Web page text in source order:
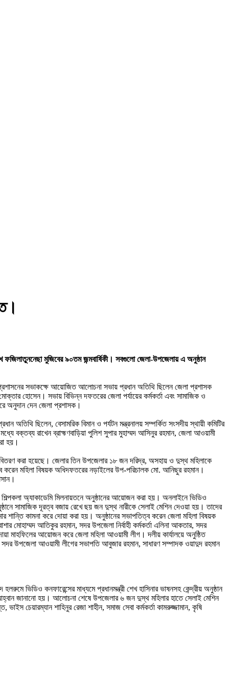
ফজিলাতুননেছা মুজিবের ৯০তম জন্মবার্ষিকী। সবগুলো জেলা-উপজেলায় এ অনুষ্ঠান
প্রশাসনের সভাকক্ষে আয়োজিত আলোচনা সভায় প্রধান অতিথি ছিলেন জেলা প্রশাসক
হোসেন। সভায় বিভিন্ন দফতরের জেলা পর্যায়ের কর্মকর্তা এবং সামাজিক ও
অনুদান দেন জেলা প্রশাসক।
অতিথি ছিলেন, বেসামরিক বিমান ও পর্যটন মন্ত্রনালয় সম্পর্কিত সংসদীয় স্থায়ী কমিটির
বক্তব্য রাখেন ব্রাহ্মণবাড়িয়া পুলিশ সুপার মুহাম্মদ আসিনুর রহমান, জেলা আওয়ামী
হয়।
করা হয়েছে। জেলার তিন উপজেলার ১৮ জন দরিদ্র, অসহায় ও দুস্থ মহিলাকে
মহিলা বিষয়ক অধিদফতরের নড়াইলের উপ-পরিচালক মো. আনিছুর রহমান।
শিল্পকলা অ্যাকাডেমি মিলনায়তনে অনুষ্ঠানের আয়োজন করা হয়। অনলাইনে ভিডিও
সামাজিক দূরত্ব বজায় রেখে ছয় জন দুস্থ নারীকে সেলাই মেশিন দেওয়া হয়। তাদের
কামনা করে দোয়া করা হয়। অনুষ্ঠানের সভাপতিত্ব করেন জেলা মহিলা বিষয়ক
আতিকুর রহমান, সদর উপজেলা নির্বাহী কর্মকর্তা এলিনা আকতার, সদর
মাহফিলের আয়োজন করে জেলা মহিলা আওয়ামী লীগ। দলীয় কার্যালয়ে অনুষ্ঠিত
উপজেলা আওয়ামী লীগের সভাপতি আবুজার রহমান, সাধারণ সম্পাদক ওয়াদুদ রহমান
ভিডিও কনফারেন্সের মাধ্যমে প্রধানমন্ত্রী শেখ হাসিনার ভাষনসহ কেন্দ্রীয় অনুষ্ঠান
আহ্বান জানানো হয়। আলোচনা শেষে উপজেলার ৬ জন দুস্থ মহিলার হাতে সেলাই মেশিন
চেয়ারম্যান শাহিনুর রেজা শাহীন, সমাজ সেবা কর্মকর্তা কামরুজ্জামান, কৃষি